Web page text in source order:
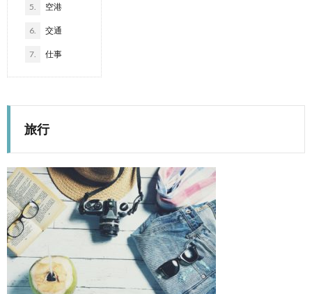
5. 空港
6. 交通
7. 仕事
旅行